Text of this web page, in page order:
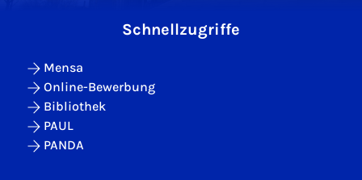
Schnellzugriffe
Mensa
Online-Bewerbung
Bibliothek
PAUL
PANDA